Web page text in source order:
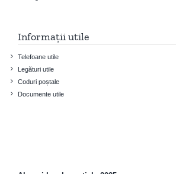
Informații utile
Telefoane utile
Legături utile
Coduri poștale
Documente utile